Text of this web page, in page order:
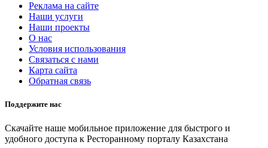
Реклама на сайте
Наши услуги
Наши проекты
О нас
Условия использования
Связаться с нами
Карта сайта
Обратная связь
Поддержите нас
Скачайте наше мобильное приложение для быстрого и
удобного доступа к Ресторанному порталу Казахстана